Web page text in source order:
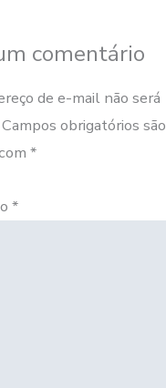
comentário
de e-mail não será
Campos obrigatórios são
*
*